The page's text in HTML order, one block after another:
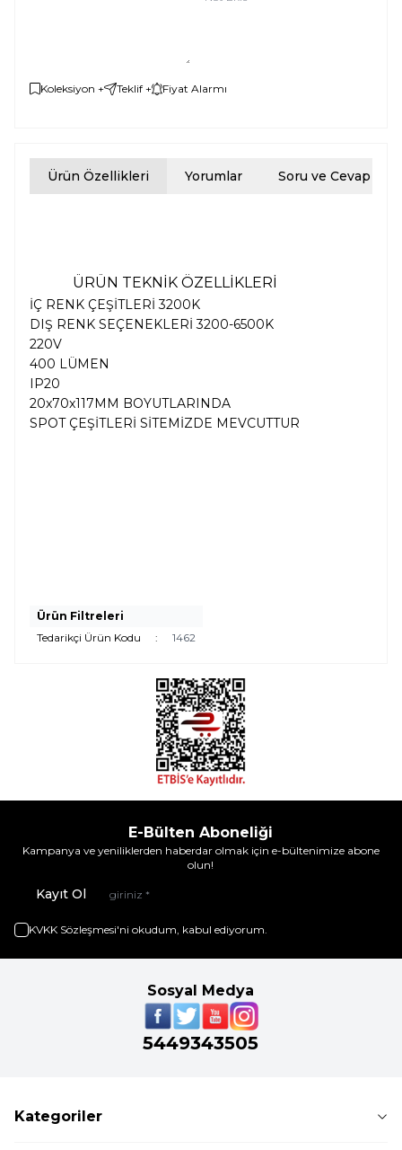
Koleksiyon + Teklif + Fiyat Alarmı
Ürün Özellikleri Yorumlar Soru ve Cevap
ÜRÜN TEKNİK ÖZELLİKLERİ
İÇ RENK ÇEŞİTLERİ 3200K
DIŞ RENK SEÇENEKLERİ 3200-6500K
220V
400 LÜMEN
IP20
20x70x117MM BOYUTLARINDA
SPOT ÇEŞİTLERİ SİTEMİZDE MEVCUTTUR
Ürün Filtreleri
Tedarikçi Ürün Kodu
: 1462
E-Bülten Aboneliği
Kampanya ve yeniliklerden haberdar olmak için e-bültenimize abone
olun!
Kayıt Ol
KVKK Sözleşmesi'ni okudum, kabul ediyorum.
Sosyal Medya
5449343505
Kategoriler